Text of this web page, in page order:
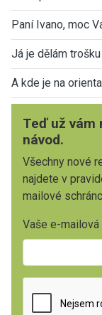
Paní Ivano, moc
Já je dělám
A kde je na
Teď už vám
návod.
Všechny nové
najdete v
mailové
Vaše e-mailová